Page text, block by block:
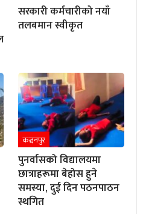
सरकारी कर्मचारीको नयाँ
तलबमान स्वीकृत
कञ्चनपुर
पुनर्वासको विद्यालयमा
छात्राहरूमा बेहोस हुने
समस्या, दुई दिन पठनपाठन
स्थगित